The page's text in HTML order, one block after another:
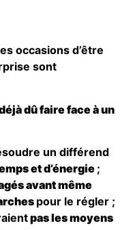
occasions d’être
sont
dû faire face à un
un différend
et d’énergie ;
avant même
pour le régler ;
pas les moyens